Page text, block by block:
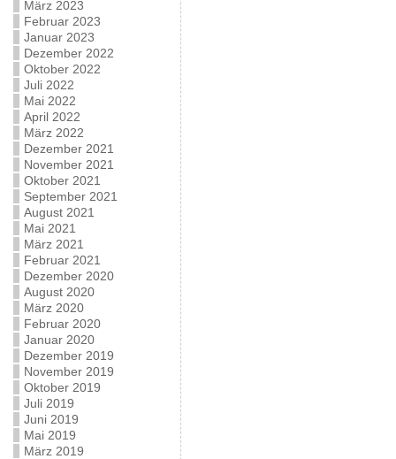
März 2023
Februar 2023
Januar 2023
Dezember 2022
Oktober 2022
Juli 2022
Mai 2022
April 2022
März 2022
Dezember 2021
November 2021
Oktober 2021
September 2021
August 2021
Mai 2021
März 2021
Februar 2021
Dezember 2020
August 2020
März 2020
Februar 2020
Januar 2020
Dezember 2019
November 2019
Oktober 2019
Juli 2019
Juni 2019
Mai 2019
März 2019